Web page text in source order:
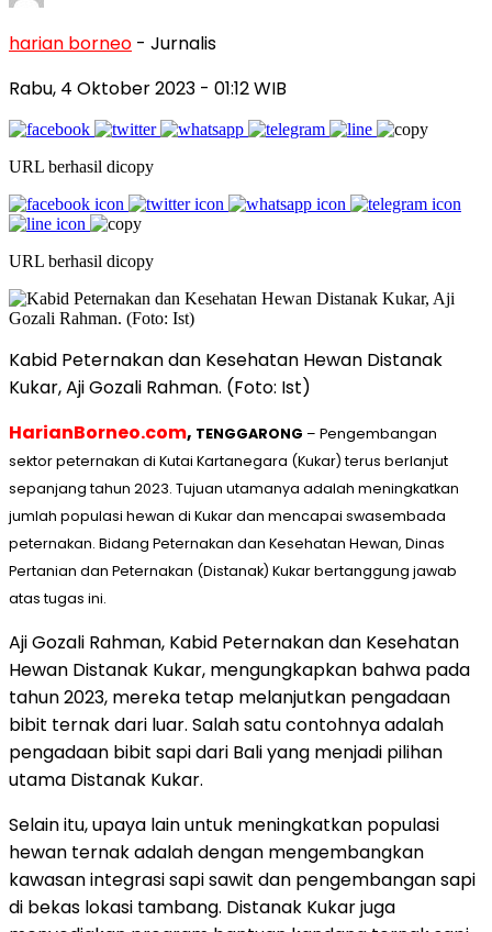
harian borneo - Jurnalis
Rabu, 4 Oktober 2023 - 01:12 WIB
URL berhasil dicopy
URL berhasil dicopy
Kabid Peternakan dan Kesehatan Hewan Distanak
Kukar, Aji Gozali Rahman. (Foto: Ist)
HarianBorneo.com, TENGGARONG – Pengembangan
sektor peternakan di Kutai Kartanegara (Kukar) terus berlanjut
sepanjang tahun 2023. Tujuan utamanya adalah meningkatkan
jumlah populasi hewan di Kukar dan mencapai swasembada
peternakan. Bidang Peternakan dan Kesehatan Hewan, Dinas
Pertanian dan Peternakan (Distanak) Kukar bertanggung jawab
atas tugas ini.
Aji Gozali Rahman, Kabid Peternakan dan Kesehatan
Hewan Distanak Kukar, mengungkapkan bahwa pada
tahun 2023, mereka tetap melanjutkan pengadaan
bibit ternak dari luar. Salah satu contohnya adalah
pengadaan bibit sapi dari Bali yang menjadi pilihan
utama Distanak Kukar.
Selain itu, upaya lain untuk meningkatkan populasi
hewan ternak adalah dengan mengembangkan
kawasan integrasi sapi sawit dan pengembangan sapi
di bekas lokasi tambang. Distanak Kukar juga